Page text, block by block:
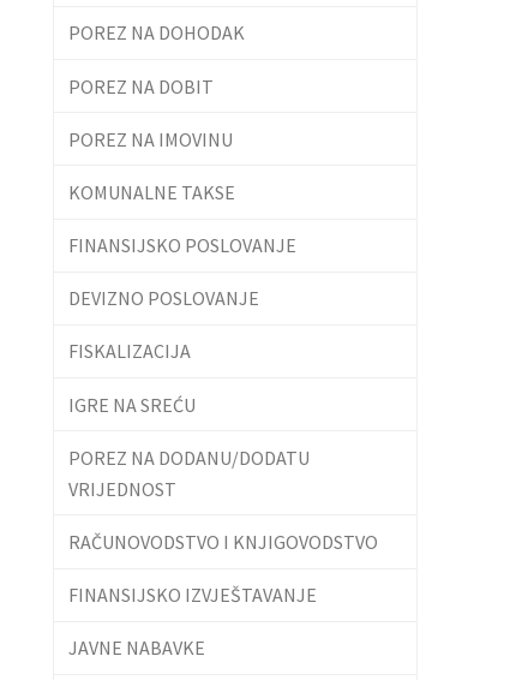
POREZ NA DOHODAK
POREZ NA DOBIT
POREZ NA IMOVINU
KOMUNALNE TAKSE
FINANSIJSKO POSLOVANJE
DEVIZNO POSLOVANJE
FISKALIZACIJA
IGRE NA SREĆU
POREZ NA DODANU/DODATU
VRIJEDNOST
RAČUNOVODSTVO I KNJIGOVODSTVO
FINANSIJSKO IZVJEŠTAVANJE
JAVNE NABAVKE